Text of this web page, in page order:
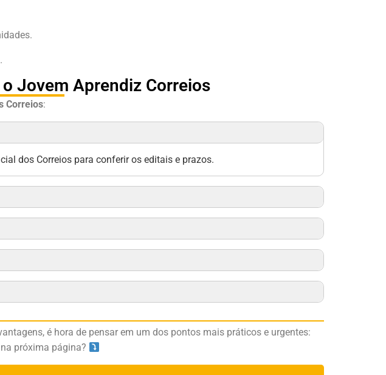
Jovem Aprendiz Correios
Correios:
dos Correios para conferir os editais e prazos.
é hora de pensar em um dos pontos mais práticos e urgentes:
próxima página?